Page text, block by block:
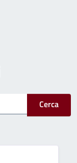
Cerca